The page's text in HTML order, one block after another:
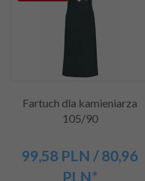
Fartuch dla kamieniarza
105/90
99,58 PLN / 80,96
PLN*